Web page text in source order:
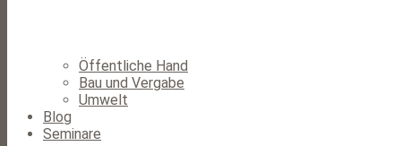
Öffentliche Hand
Bau und Vergabe
Umwelt
Blog
Seminare